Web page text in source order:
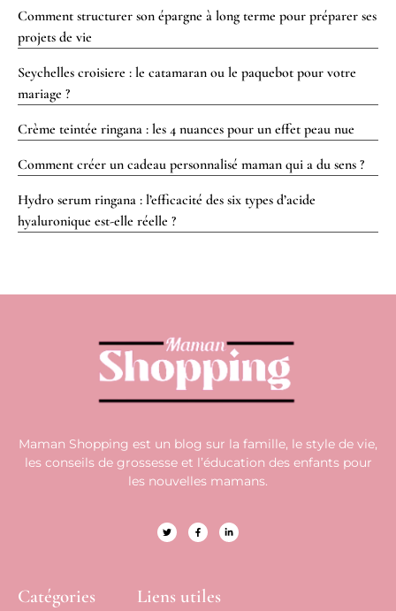
Comment structurer son épargne à long terme pour préparer ses
projets de vie
Seychelles croisiere : le catamaran ou le paquebot pour votre
mariage ?
Crème teintée ringana : les 4 nuances pour un effet peau nue
Comment créer un cadeau personnalisé maman qui a du sens ?
Hydro serum ringana : l’efficacité des six types d’acide
hyaluronique est-elle réelle ?
Maman Shopping est un blog sur la famille, le style de vie,
les conseils de grossesse et l’éducation des enfants pour
les nouvelles mamans.
Catégories Liens utiles